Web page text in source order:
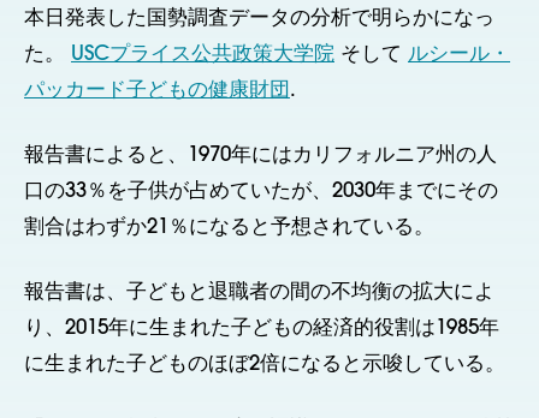
本日発表した国勢調査データの分析で明らかになっ
た。 USCプライス公共政策大学院 そして ルシール・
パッカード子どもの健康財団 .
報告書によると、1970年にはカリフォルニア州の人
口の33％を子供が占めていたが、2030年までにその
割合はわずか21％になると予想されている。
報告書は、子どもと退職者の間の不均衡の拡大によ
り、2015年に生まれた子どもの経済的役割は1985年
に生まれた子どものほぼ2倍になると示唆している。